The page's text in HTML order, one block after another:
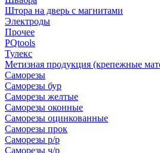
Штора на дверь с магнитами
Электроды
Прочее
PQtools
Тулекс
Метизная продукция (крепежные
Саморезы
Саморезы бур
Саморезы желтые
Саморезы оконные
Саморезы оцинкованные
Саморезы прок
Саморезы р/р
Саморезы ч/р